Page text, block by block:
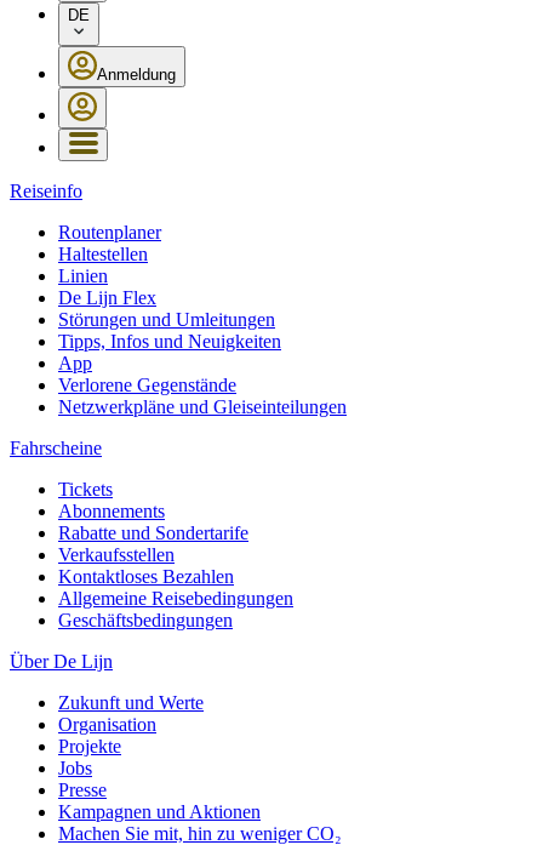
DE
Anmeldung
Reiseinfo
Routenplaner
Haltestellen
Linien
De Lijn Flex
Störungen und Umleitungen
Tipps, Infos und Neuigkeiten
App
Verlorene Gegenstände
Netzwerkpläne und Gleiseinteilungen
Fahrscheine
Tickets
Abonnements
Rabatte und Sondertarife
Verkaufsstellen
Kontaktloses Bezahlen
Allgemeine Reisebedingungen
Geschäftsbedingungen
Über De Lijn
Zukunft und Werte
Organisation
Projekte
Jobs
Presse
Kampagnen und Aktionen
Machen Sie mit, hin zu weniger CO₂